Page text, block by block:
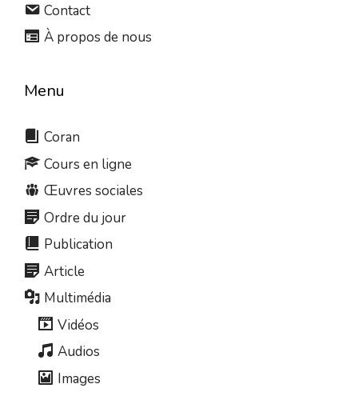
Contact
À propos de nous
Menu
Coran
Cours en ligne
Œuvres sociales
Ordre du jour
Publication
Article
Multimédia
Vidéos
Audios
Images